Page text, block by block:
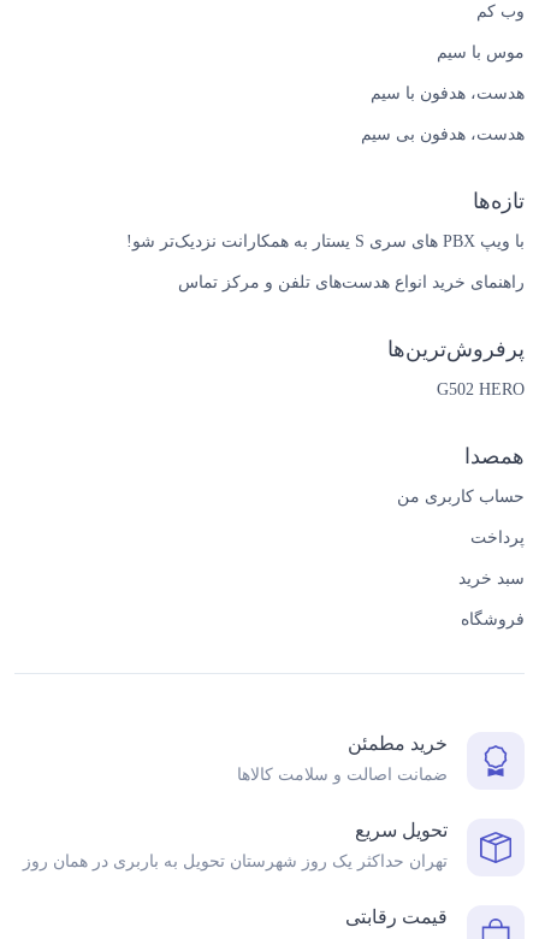
وب کم
موس با سیم
هدست، هدفون با سیم
هدست، هدفون بی سیم
تازه‌ها
با ویپ PBX های سری S یستار به همکارانت نزدیک‌تر شو!
راهنمای خرید انواع هدست‌های تلفن و مرکز تماس
پرفروش‌ترین‌ها
G502 HERO
همصدا
حساب کاربری من
پرداخت
سبد خرید
فروشگاه
خرید مطمئن
ضمانت اصالت و سلامت کالاها
تحویل سریع
تهران حداکثر یک روز شهرستان تحویل به باربری در همان روز
قیمت رقابتی